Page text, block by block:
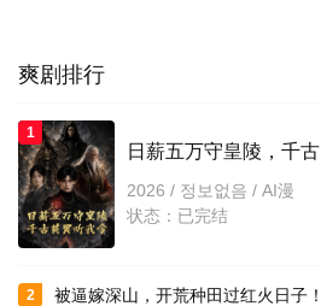
爽剧排行
1
2026 / 정보없음 / AI漫
状态：已完结
2 被逼嫁深山，开荒种田过红火日子！第四季